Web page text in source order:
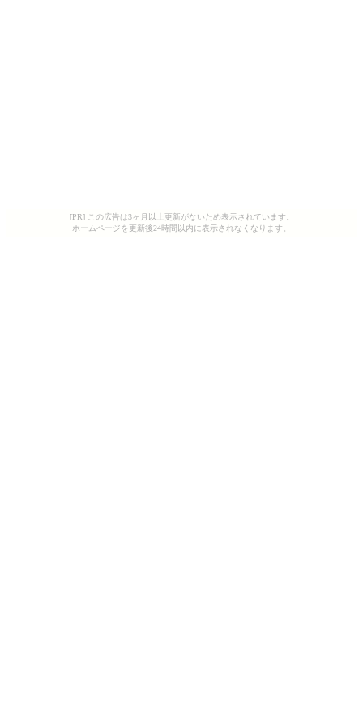
[PR] この広告は3ヶ月以上更新がないため表示されています。
ホームページを更新後24時間以内に表示されなくなります。